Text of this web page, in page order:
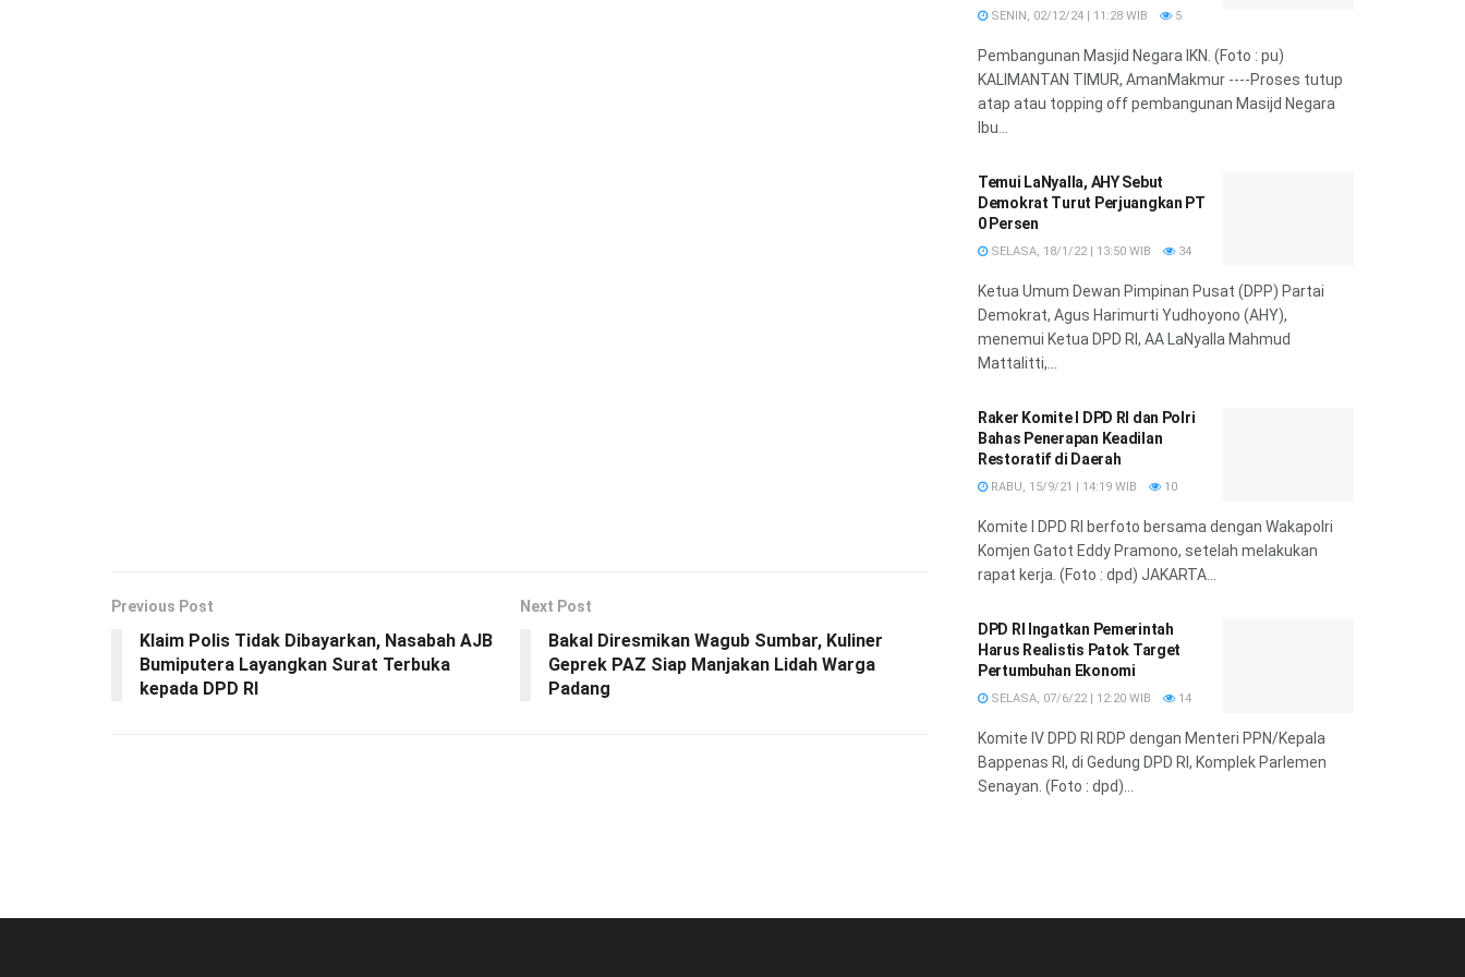
Previous Post
Klaim Polis Tidak Dibayarkan, Nasabah AJB
Bumiputera Layangkan Surat Terbuka
kepada DPD RI
Next Post
Bakal Diresmikan Wagub Sumbar, Kuliner
Geprek PAZ Siap Manjakan Lidah Warga
Padang
SENIN, 02/12/24 | 11:28 WIB 5
Pembangunan Masjid Negara IKN. (Foto : pu)
KALIMANTAN TIMUR, AmanMakmur ----Proses tutup
atap atau topping off pembangunan Masijd Negara
Ibu...
Temui LaNyalla, AHY Sebut
Demokrat Turut Perjuangkan PT
0 Persen
SELASA, 18/1/22 | 13:50 WIB 34
Ketua Umum Dewan Pimpinan Pusat (DPP) Partai
Demokrat, Agus Harimurti Yudhoyono (AHY),
menemui Ketua DPD RI, AA LaNyalla Mahmud
Mattalitti,...
Raker Komite I DPD RI dan Polri
Bahas Penerapan Keadilan
Restoratif di Daerah
RABU, 15/9/21 | 14:19 WIB 10
Komite I DPD RI berfoto bersama dengan Wakapolri
Komjen Gatot Eddy Pramono, setelah melakukan
rapat kerja. (Foto : dpd) JAKARTA...
DPD RI Ingatkan Pemerintah
Harus Realistis Patok Target
Pertumbuhan Ekonomi
SELASA, 07/6/22 | 12:20 WIB 14
Komite IV DPD RI RDP dengan Menteri PPN/Kepala
Bappenas RI, di Gedung DPD RI, Komplek Parlemen
Senayan. (Foto : dpd)...